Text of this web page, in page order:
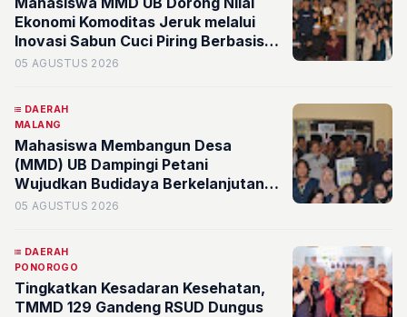
Ekonomi Komoditas Jeruk melalui
Inovasi Sabun Cuci Piring Berbasis
Limbah Kulit Jeruk di Desa
05 AGUSTUS 2026
DAERAH
MALANG
Mahasiswa Membangun Desa
(MMD) UB Dampingi Petani
Wujudkan Budidaya Berkelanjutan
melalui Identifikasi Kesehatan Tanah
05 AGUSTUS 2026
DAERAH
PONOROGO
Tingkatkan Kesadaran Kesehatan,
TMMD 129 Gandeng RSUD Dungus